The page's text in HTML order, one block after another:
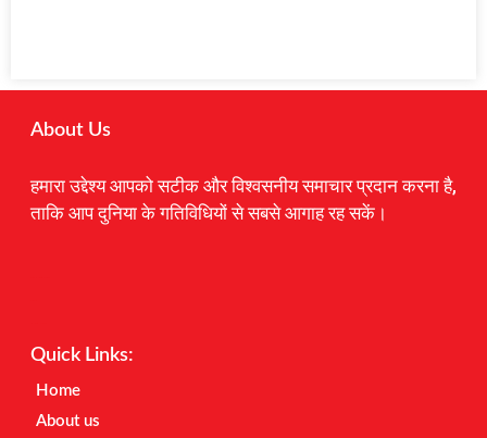
About Us
हमारा उद्देश्य आपको सटीक और विश्वसनीय समाचार प्रदान करना है,
ताकि आप दुनिया के गतिविधियों से सबसे आगाह रह सकें।
Quick Links:
Home
About us